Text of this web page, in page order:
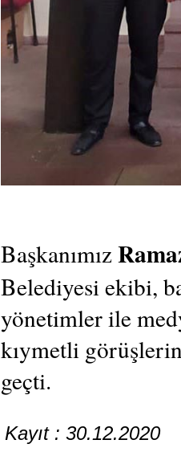
Başkanımız
Belediyesi ekibi,
yönetimler ile
kıymetli
geçti.
Kayıt : 30.12.2020